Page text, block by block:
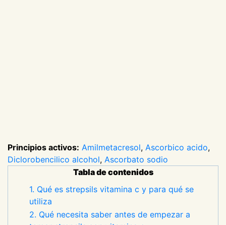
Principios activos: Amilmetacresol, Ascorbico acido,
Diclorobencilico alcohol, Ascorbato sodio
Tabla de contenidos
1. Qué es strepsils vitamina c y para qué se
utiliza
2. Qué necesita saber antes de empezar a